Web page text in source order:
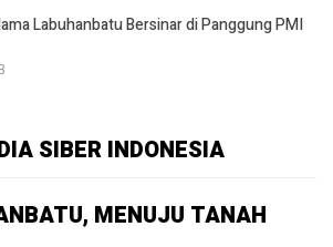
Labuhanbatu Bersinar di Panggung PMI
SIBER INDONESIA
MENUJU TANAH